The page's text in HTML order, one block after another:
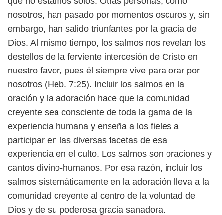
nosotros, han pasado por momentos oscuros y, sin
embargo, han salido triunfantes por la gracia de
Dios. Al mismo tiempo, los salmos nos revelan los
destellos de la ferviente intercesión de Cristo en
nuestro favor, pues él siempre vive para orar por
nosotros (Heb. 7:25). Incluir los salmos en la
oración y la adoración hace que la comunidad
creyente sea consciente de toda la gama de la
experiencia humana y enseña a los fieles a
participar en las diversas facetas de esa
experiencia en el culto. Los salmos son oraciones y
cantos divino-humanos. Por esa razón, incluir los
salmos sistemáticamente en la adoración lleva a la
comunidad creyente al centro de la voluntad de
Dios y de su poderosa gracia sanadora.